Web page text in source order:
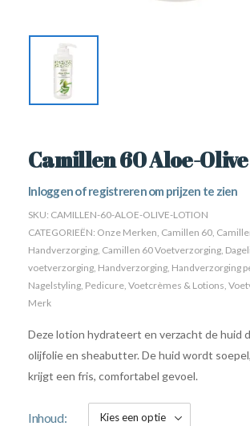
Camillen 60 Aloe-
Inloggen of registreren om prijzen te zien
SKU: CAMILLEN-60-ALOE-OLIVE-LOTION
CATEGORIEËN: Onze Merken Camillen 60
Handverzorging Camillen 60 Voetverzorging
voetverzorging Handverzorging Handverzorging
Nagelstyling Pedicure Voetcrèmes & Lotions
Merk
Deze lotion hydrateert en verzacht de huid
olijfolie en sheabutter. De huid wordt
krijgt een fris, comfortabel gevoel.
Inhoud